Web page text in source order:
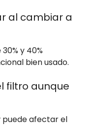
al cambiar a
y 40%
bien usado.
filtro aunque
puede afectar el